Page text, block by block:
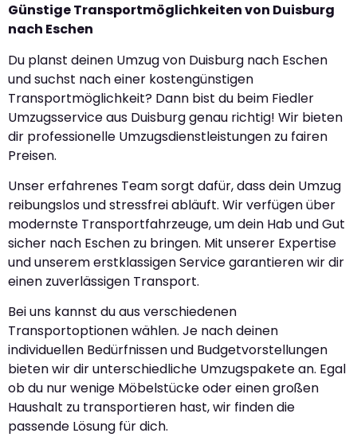
Günstige Transportmöglichkeiten von Duisburg
nach Eschen
Du planst deinen Umzug von Duisburg nach Eschen
und suchst nach einer kostengünstigen
Transportmöglichkeit? Dann bist du beim Fiedler
Umzugsservice aus Duisburg genau richtig! Wir bieten
dir professionelle Umzugsdienstleistungen zu fairen
Preisen.
Unser erfahrenes Team sorgt dafür, dass dein Umzug
reibungslos und stressfrei abläuft. Wir verfügen über
modernste Transportfahrzeuge, um dein Hab und Gut
sicher nach Eschen zu bringen. Mit unserer Expertise
und unserem erstklassigen Service garantieren wir dir
einen zuverlässigen Transport.
Bei uns kannst du aus verschiedenen
Transportoptionen wählen. Je nach deinen
individuellen Bedürfnissen und Budgetvorstellungen
bieten wir dir unterschiedliche Umzugspakete an. Egal
ob du nur wenige Möbelstücke oder einen großen
Haushalt zu transportieren hast, wir finden die
passende Lösung für dich.